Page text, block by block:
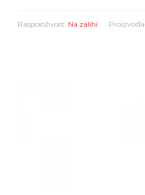
Raspoloživost: Na zalihi